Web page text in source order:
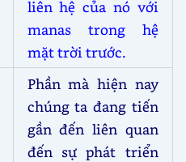
liên hệ của nó với
manas trong hệ
mặt trời trước.
Phần mà hiện nay
chúng ta đang tiến
gần đến liên quan
đến sự phát triển